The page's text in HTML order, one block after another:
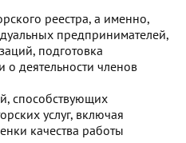
реестра, а именно,
предпринимателей,
подготовка
деятельности членов
способствующих
услуг, включая
качества работы